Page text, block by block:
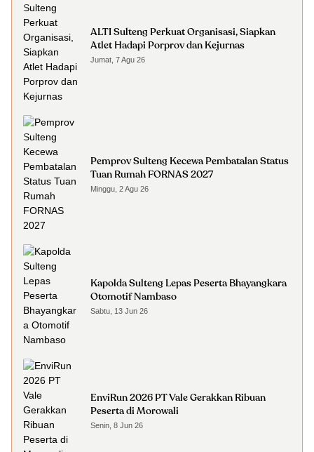
ALTI Sulteng Perkuat Organisasi, Siapkan
Atlet Hadapi Porprov dan Kejurnas
Jumat, 7 Agu 26
Pemprov Sulteng Kecewa Pembatalan Status
Tuan Rumah FORNAS 2027
Minggu, 2 Agu 26
Kapolda Sulteng Lepas Peserta Bhayangkara
Otomotif Nambaso
Sabtu, 13 Jun 26
EnviRun 2026 PT Vale Gerakkan Ribuan
Peserta di Morowali
Senin, 8 Jun 26